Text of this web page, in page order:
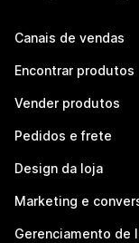
Canais de vendas
Encontrar produtos
Vender produtos
Pedidos e frete
Design da loja
Marketing e
Gerenciamento de